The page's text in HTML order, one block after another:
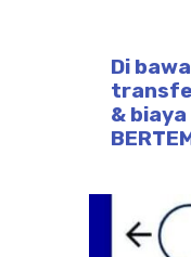
Di
&